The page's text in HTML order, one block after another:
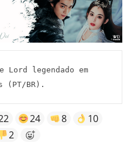
Lord legendado em
(PT/BR).
24 8
10
2